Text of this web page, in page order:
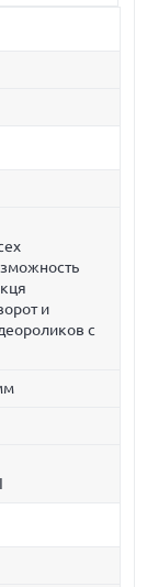
и
с